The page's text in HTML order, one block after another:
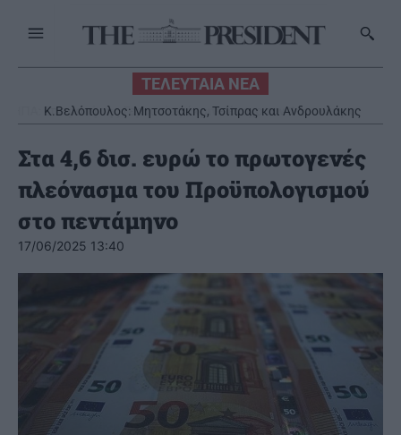
ΤΕΛΕΥΤΑΙΑ ΝΕΑ
K.Βελόπουλος: Μητσοτάκης, Τσίπρας και Ανδρουλάκης
ευθύνονται για τις πυρκαγιές
Στα 4,6 δισ. ευρώ το πρωτογενές
πλεόνασμα του Προϋπολογισμού
στο πεντάμηνο
17/06/2025 13:40